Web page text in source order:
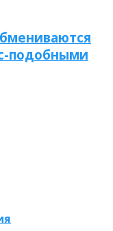
подобными